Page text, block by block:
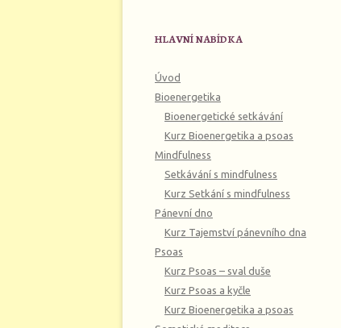
HLAVNÍ NABÍDKA
Úvod
Bioenergetika
Bioenergetické setkávání
Kurz Bioenergetika a psoas
Mindfulness
Setkávání s mindfulness
Kurz Setkání s mindfulness
Pánevní dno
Kurz Tajemství pánevního dna
Psoas
Kurz Psoas – sval duše
Kurz Psoas a kyčle
Kurz Bioenergetika a psoas